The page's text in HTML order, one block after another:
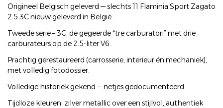
Origineel Belgisch geleverd — slechts 11 Flaminia Sport Zagato
2.5 3C nieuw geleverd in België.
Tweede serie – 3C: de gegeerde “tre carburatori” met drie
carburateurs op de 2.5-liter V6.
Prachtig gerestaureerd (carrosserie, interieur én mechaniek),
met volledig fotodossier.
Volledige historiek gekend — netjes gedocumenteerd.
Tijdloze kleuren: zilver metallic over een stijlvol, authentiek